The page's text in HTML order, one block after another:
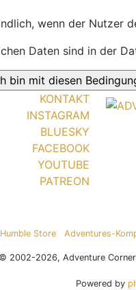
wenn der Nutzer
Daten sind in der
KONTAKT
INSTAGRAM
BLUESKY
FACEBOOK
YOUTUBE
PATREON
Store
Adventures-
© 2002-2026, Adventure
Powered by